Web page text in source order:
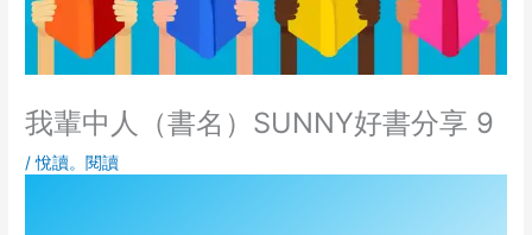
我輩中人（書名）SUNNY好書分享 9
/悅讀。閱讀